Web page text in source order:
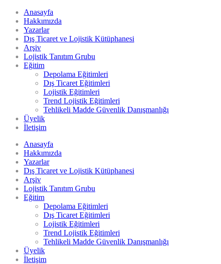
Anasayfa
Hakkımızda
Yazarlar
Dış Ticaret ve Lojistik Kütüphanesi
Arşiv
Lojistik Tanıtım Grubu
Eğitim
Depolama Eğitimleri
Dış Ticaret Eğitimleri
Lojistik Eğitimleri
Trend Lojistik Eğitimleri
Tehlikeli Madde Güvenlik Danışmanlığı
Üyelik
İletişim
Anasayfa
Hakkımızda
Yazarlar
Dış Ticaret ve Lojistik Kütüphanesi
Arşiv
Lojistik Tanıtım Grubu
Eğitim
Depolama Eğitimleri
Dış Ticaret Eğitimleri
Lojistik Eğitimleri
Trend Lojistik Eğitimleri
Tehlikeli Madde Güvenlik Danışmanlığı
Üyelik
İletişim